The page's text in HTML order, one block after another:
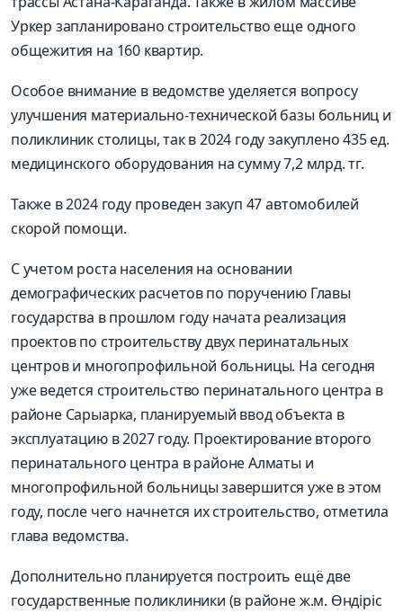
Уркер запланировано строительство еще одного
общежития на 160 квартир.
Особое внимание в ведомстве уделяется вопросу
улучшения материально-технической базы больниц и
поликлиник столицы, так в 2024 году закуплено 435 ед.
медицинского оборудования на сумму 7,2 млрд. тг.
Также в 2024 году проведен закуп 47 автомобилей
скорой помощи.
С учетом роста населения на основании
демографических расчетов по поручению Главы
государства в прошлом году начата реализация
проектов по строительству двух перинатальных
центров и многопрофильной больницы. На сегодня
уже ведется строительство перинатального центра в
районе Сарыарка, планируемый ввод объекта в
эксплуатацию в 2027 году. Проектирование второго
перинатального центра в районе Алматы и
многопрофильной больницы завершится уже в этом
году, после чего начнется их строительство, отметила
глава ведомства.
Дополнительно планируется построить ещё две
государственные поликлиники (в районе ж.м. Өндіріс